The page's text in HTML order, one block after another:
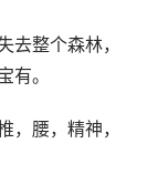
去整个森林，
有。
，腰，精神，